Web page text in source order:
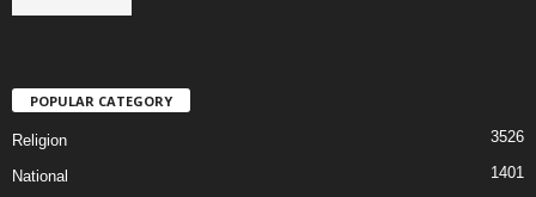
POPULAR CATEGORY
Religion 3526
National 1401